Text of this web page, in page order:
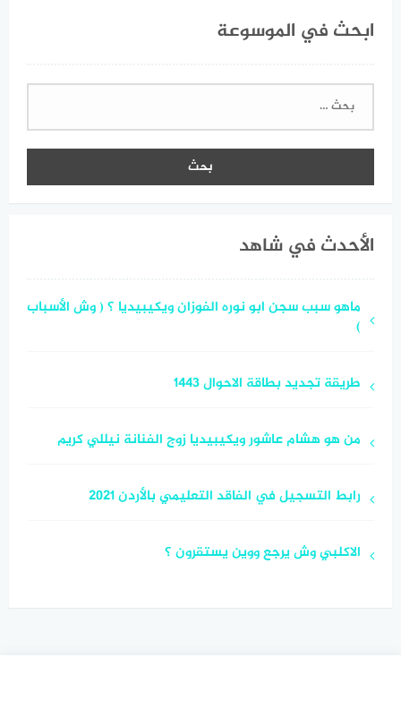
ابحث في الموسوعة
البحث
الأحدث في شاهد
ماهو سبب سجن ابو نوره الفوزان ويكيبيديا ؟ ( وش الأسباب
)
طريقة تجديد بطاقة الاحوال 1443
من هو هشام عاشور ويكيبيديا زوج الفنانة نيللي كريم
رابط التسجيل في الفاقد التعليمي بالأردن 2021
الاكلبي وش يرجع ووين يستقرون ؟